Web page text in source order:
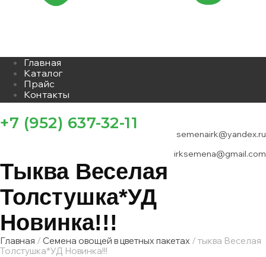
Главная
Каталог
Прайс
Контакты
+7 (952) 637-32-11
semenairk@yandex.ru
irksemena@gmail.com
Тыква Веселая
Толстушка*УД
Новинка!!!
Главная / Семена овощей в цветных пакетах / тыква Веселая
Толстушка*УД Новинка!!!